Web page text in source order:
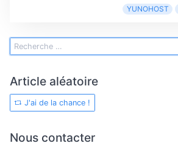
YUNOHOST
Article aléatoire
J'ai de la chance !
Nous contacter